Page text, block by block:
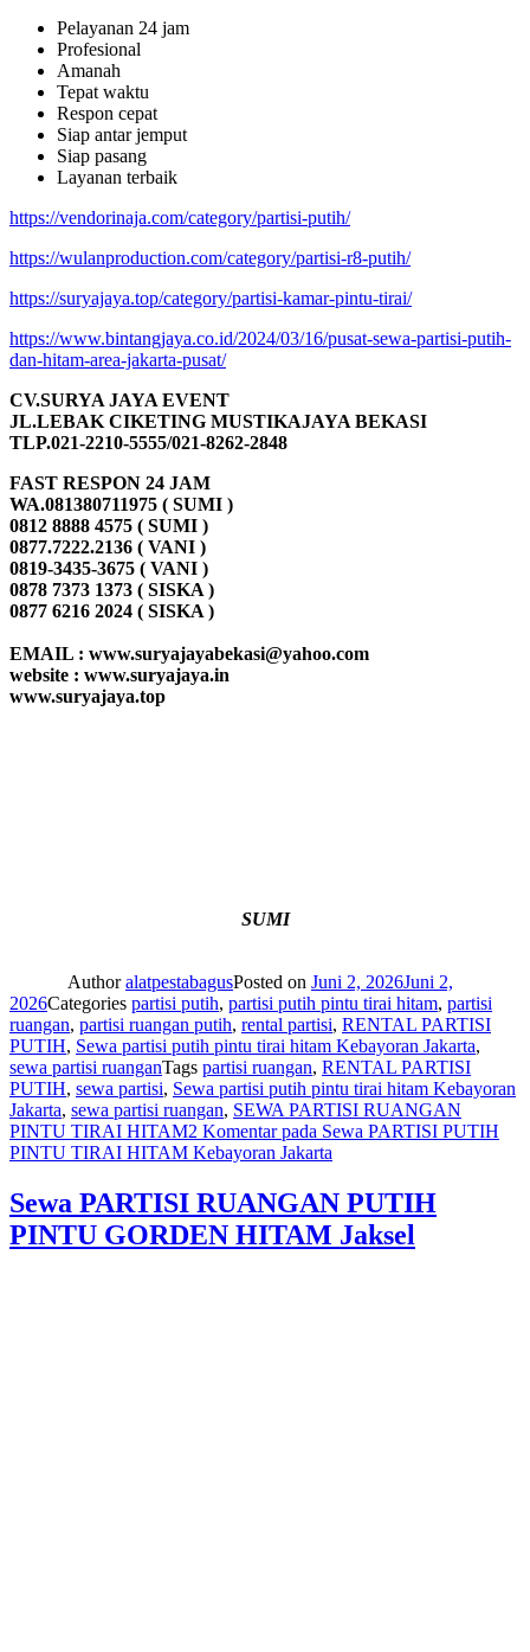
Pelayanan 24 jam
Profesional
Amanah
Tepat waktu
Respon cepat
Siap antar jemput
Siap pasang
Layanan terbaik
https://vendorinaja.com/category/partisi-putih/
https://wulanproduction.com/category/partisi-r8-putih/
https://suryajaya.top/category/partisi-kamar-pintu-tirai/
https://www.bintangjaya.co.id/2024/03/16/pusat-sewa-partisi-putih-
dan-hitam-area-jakarta-pusat/
CV.SURYA JAYA EVENT
JL.LEBAK CIKETING MUSTIKAJAYA BEKASI
TLP.021-2210-5555/021-8262-2848
FAST RESPON 24 JAM
WA.081380711975 ( SUMI )
0812 8888 4575 ( SUMI )
0877.7222.2136 ( VANI )
0819-3435-3675 ( VANI )
0878 7373 1373 ( SISKA )
0877 6216 2024 ( SISKA )
EMAIL : www.suryajayabekasi@yahoo.com
website : www.suryajaya.in
www.suryajaya.top
SUMI
AuthoralatpestabagusPosted on Juni 2, 2026Juni 2,
2026Categories partisi putih, partisi putih pintu tirai hitam, partisi
ruangan, partisi ruangan putih, rental partisi, RENTAL PARTISI
PUTIH, Sewa partisi putih pintu tirai hitam Kebayoran Jakarta,
sewa partisi ruanganTags partisi ruangan, RENTAL PARTISI
PUTIH, sewa partisi, Sewa partisi putih pintu tirai hitam Kebayoran
Jakarta, sewa partisi ruangan, SEWA PARTISI RUANGAN
PINTU TIRAI HITAM2 Komentarpada Sewa PARTISI PUTIH
PINTU TIRAI HITAM Kebayoran Jakarta
Sewa PARTISI RUANGAN PUTIH
PINTU GORDEN HITAM Jaksel